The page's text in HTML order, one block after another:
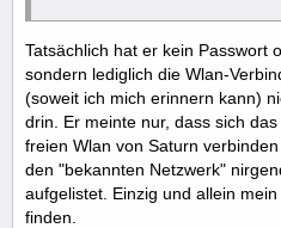
Tatsächlich hat er kein Passwort
sondern lediglich die Wlan-
(soweit ich mich erinnern kann)
drin. Er meinte nur, dass sich
freien Wlan von Saturn
den "bekannten Netzwerk"
aufgelistet. Einzig und allein
finden.